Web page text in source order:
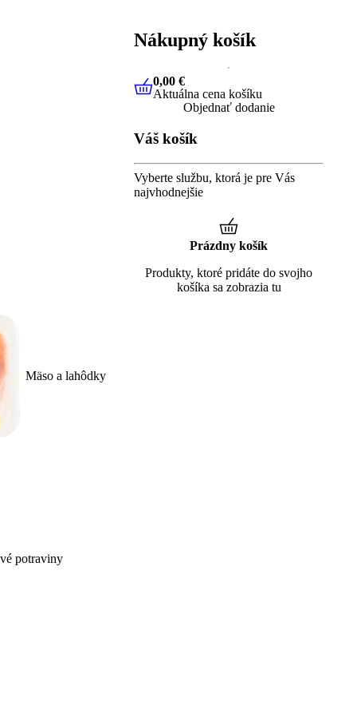
Mäso a lahôdky
potraviny
Nákupný košík
0,00 €Aktuálna cena košíku
0,00 €
Aktuálna cena košíku
Objednať dodanie
Váš košík
Vyberte službu, ktorá je pre Vás
najvhodnejšie
Prázdny košík
Produkty, ktoré pridáte do svojho
košíka sa zobrazia tu